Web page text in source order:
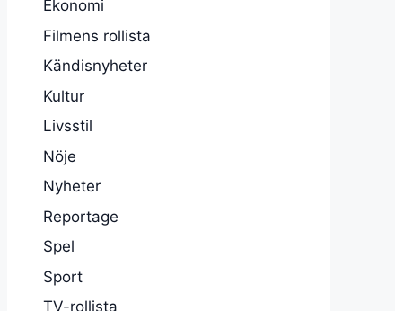
Ekonomi
Filmens rollista
Kändisnyheter
Kultur
Livsstil
Nöje
Nyheter
Reportage
Spel
Sport
TV-rollista